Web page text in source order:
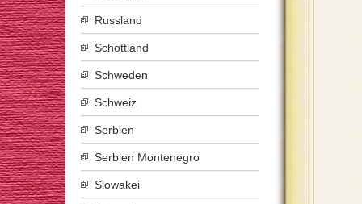
Russland
Schottland
Schweden
Schweiz
Serbien
Serbien Montenegro
Slowakei